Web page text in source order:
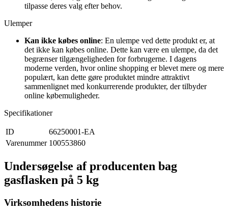
tilpasse deres valg efter behov.
Ulemper
Kan ikke købes online: En ulempe ved dette produkt er, at
det ikke kan købes online. Dette kan være en ulempe, da det
begrænser tilgængeligheden for forbrugerne. I dagens
moderne verden, hvor online shopping er blevet mere og mere
populært, kan dette gøre produktet mindre attraktivt
sammenlignet med konkurrerende produkter, der tilbyder
online købemuligheder.
Specifikationer
ID
66250001-EA
Varenummer 100553860
Undersøgelse af producenten bag
gasflasken på 5 kg
Virksomhedens historie